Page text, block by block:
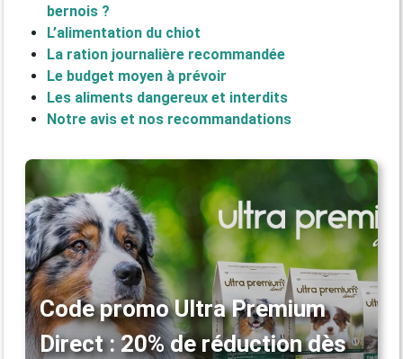
bernois ?
L’alimentation du chiot
La ration journalière recommandée
Le budget moyen à prévoir
Les aliments dangereux et interdits
Notre avis et nos recommandations
Code promo Ultra Premium
Direct : 20% de réduction dès